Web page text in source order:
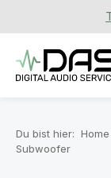
Zum Hauptinhalt
Du bist hier: Home
Subwoofer